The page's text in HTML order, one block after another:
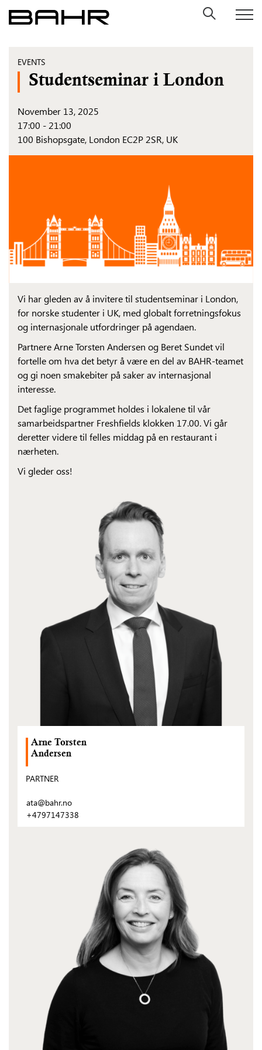
Skip
to
EVENTS
Studentseminar i London
November 13, 2025
17:00 - 21:00
100 Bishopsgate, London EC2P 2SR, UK
Vi har gleden av å invitere til studentseminar i London,
for norske studenter i UK, med globalt forretningsfokus
og internasjonale utfordringer på agendaen.
Partnere Arne Torsten Andersen og Beret Sundet vil
fortelle om hva det betyr å være en del av BAHR-teamet
og gi noen smakebiter på saker av internasjonal
interesse.
Det faglige programmet holdes i lokalene til vår
samarbeidspartner Freshfields klokken 17.00. Vi går
deretter videre til felles middag på en restaurant i
nærheten.
Vi gleder oss!
Arne Torsten
Andersen
PARTNER
ata@bahr.no
+4797147338